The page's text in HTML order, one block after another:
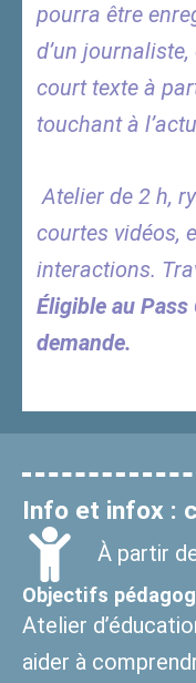
pourra être
d’un journaliste,
court texte à
touchant à
Atelier de 2 h,
courtes vidéos,
interactions.
Éligible au
demande.
Info et infox :
À partir
Objectifs
Atelier
aider à